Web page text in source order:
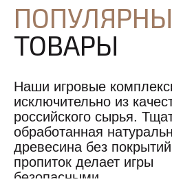
Наши игровые
исключительно из
российского сырья.
обработанная
древесина без
пропиток делает игры
безопасными.
ТОВАРЫ